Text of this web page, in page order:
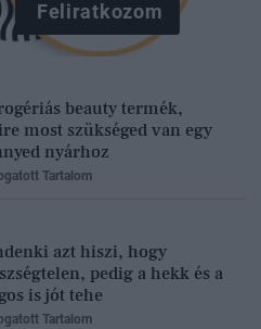
Feliratkozom
beauty termék,
most szükséged van egy
nyárhoz
Tartalom
azt hiszi, hogy
pedig a hekk és a
is jót tehe
Tartalom